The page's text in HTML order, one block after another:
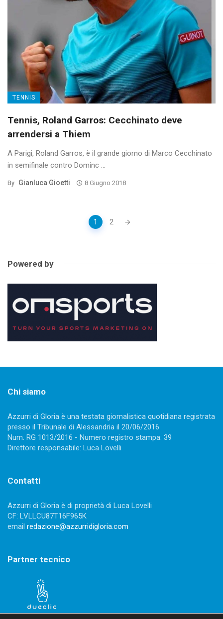
TENNIS
Tennis, Roland Garros: Cecchinato deve
arrendersi a Thiem
A Parigi, Roland Garros, è il grande giorno di Marco Cecchinato
in semifinale contro Dominc ...
By Gianluca Gioetti 8 Giugno 2018
1 2
Powered by
Chi siamo
Azzurri di Gloria è una testata giornalistica quotidiana registrata
presso il Tribunale di Alessandria il 20/06/2016
Num. RG 1013/2016 - Numero registro stampa: 39
Direttore responsabile: Luca Lovelli
Contatti
Azzurri di Gloria è di proprietà di Luca Lovelli
CF: LVLLCU87T16F965K
email redazione@azzurridigloria.com
Partner tecnico